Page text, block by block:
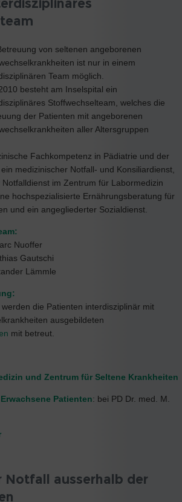
von seltenen angeborenen
ist nur in einem
Team möglich.
besteht am Inselspital ein
Stoffwechselteam, welches die
der Patienten mit angeborenen
aller Altersgruppen
Fachkompetenz in Pädiatrie und der
medizinischer Notfall- und Konsiliardienst,
im Zentrum für Labormedizin
hochspezialisierte Ernährungsberatung für
und ein angegliederter Sozialdienst.
Nuoffer
Gautschi
Lämmle
die Patienten interdisziplinär mit
ausgebildeten
mit betreut.
und Zentrum für Seltene Krankheiten
Patienten: bei PD Dr. med. M.
Notfall ausserhalb der